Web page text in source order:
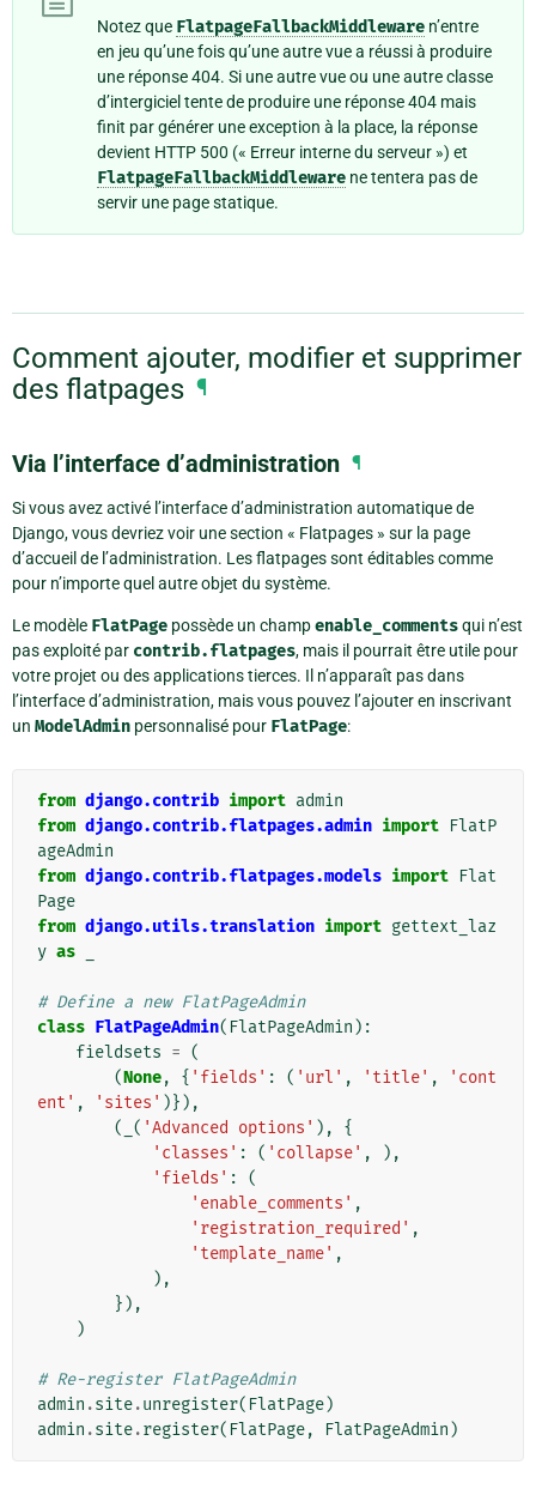
Notez que FlatpageFallbackMiddleware n’entre
en jeu qu’une fois qu’une autre vue a réussi à produire
une réponse 404. Si une autre vue ou une autre classe
d’intergiciel tente de produire une réponse 404 mais
finit par générer une exception à la place, la réponse
devient HTTP 500 (« Erreur interne du serveur ») et
FlatpageFallbackMiddleware ne tentera pas de
servir une page statique.
Comment ajouter, modifier et supprimer
des flatpages ¶
Via l’interface d’administration ¶
Si vous avez activé l’interface d’administration automatique de
Django, vous devriez voir une section « Flatpages » sur la page
d’accueil de l’administration. Les flatpages sont éditables comme
pour n’importe quel autre objet du système.
Le modèle FlatPage possède un champenable_commentsqui n’est
pas exploité par contrib.flatpages, mais il pourrait être utile pour
votre projet ou des applications tierces. Il n’apparaît pas dans
l’interface d’administration, mais vous pouvez l’ajouter en inscrivant
un ModelAdmin personnalisé pour FlatPage:
from django.contrib import admin
from django.contrib.flatpages.admin import FlatP
ageAdmin
from django.contrib.flatpages.models import Flat
Page
from django.utils.translation import gettext_laz
y as
# Define a new FlatPageAdmin
class FlatPageAdmin( FlatPageAdmin ):
fieldsets = (
(None, { 'fields' : ( 'url' , 'title' ,
'cont
ent' , 'sites' )}),
(
( 'Advanced options' ),
{
'classes' : ( 'collapse' ,
),
'fields' :
(
'enable_comments' ,
'registration_required' ,
'template_name' ,
),
}),
)
# Re-register FlatPageAdmin
admin .site.unregister( FlatPage)
admin .site.register( FlatPage, FlatPageAdmin )